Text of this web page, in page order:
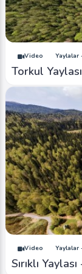
Video Yaylalar
Torkul
Video Yaylalar
Sırıklı